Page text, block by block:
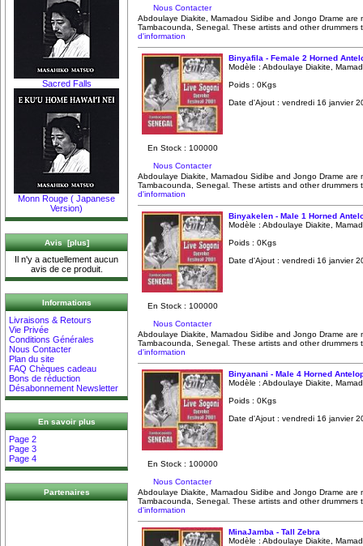
Sacred Falls
Monn Rouge ( Japanese
Version)
Avis [plus]
Il n'y a actuellement aucun
avis de ce produit.
Informations
Livraisons & Retours
Vie Privée
Conditions Générales
Nous Contacter
Plan du site
FAQ Chèques cadeau
Bons de réduction
Désabonnement Newsletter
En savoir plus
Page 2
Page 3
Page 4
Partenaires
Nous Contacter
Abdoulaye Diakite, Mamadou Sidibe and Jongo Drame are
Tambacounda, Senegal. These artists and other drummers
d'information
En Stock : 100000
Nous Contacter
Binyafila - Female 2 Horned
Modèle : Abdoulaye Diakite,
Poids : 0Kgs
Date d'Ajout : vendredi 16 janvier
Abdoulaye Diakite, Mamadou Sidibe and Jongo Drame are
Tambacounda, Senegal. These artists and other drummers
d'information
En Stock : 100000
Nous Contacter
Binyakelen - Male 1 Horned
Modèle : Abdoulaye Diakite,
Poids : 0Kgs
Date d'Ajout : vendredi 16 janvier
Abdoulaye Diakite, Mamadou Sidibe and Jongo Drame are
Tambacounda, Senegal. These artists and other drummers
d'information
En Stock : 100000
Nous Contacter
Binyanani - Male 4 Horned
Modèle : Abdoulaye Diakite,
Poids : 0Kgs
Date d'Ajout : vendredi 16 janvier
Abdoulaye Diakite, Mamadou Sidibe and Jongo Drame are
Tambacounda, Senegal. These artists and other drummers
d'information
MinaJamba - Tall Zebra
Modèle : Abdoulaye Diakite,